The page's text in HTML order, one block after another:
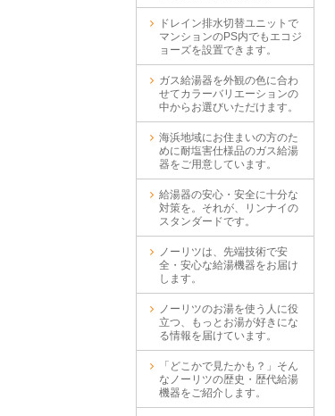
ドレイン排水切替ユニットで
マンションのPS内でもエコジ
ョーズを設置できます。
ガス給湯器を外観の色に合わ
せてカラーバリエーションの
中からお選びいただけます。
海浜地域にお住まいの方のた
めに耐塩害仕様品のガス給湯
器をご用意しています。
給湯器の安心・安全に十分な
対策を。それが、リンナイの
スタンダードです。
ノーリツは、先端技術で安
全・安心な給湯機器をお届け
します。
ノーリツのお湯を使う人に役
立つ、もっとお湯が好きにな
る情報を届けています。
「どこかで見たかも？」そん
なノーリツの歴史・歴代給湯
機器をご紹介します。